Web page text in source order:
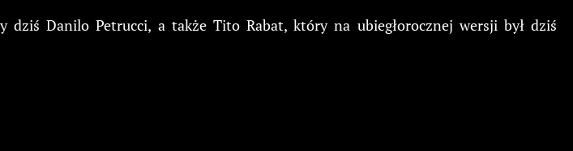
dziś Danilo Petrucci, a także Tito Rabat, który na ubiegłorocznej wersji był dziś